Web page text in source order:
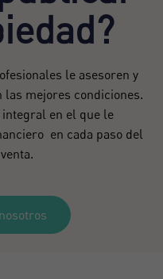
le asesoren y
las mejores condiciones.
en el que le
en cada paso del